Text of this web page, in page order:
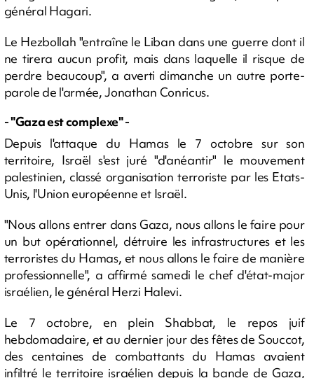
général Hagari.
Le Hezbollah "entraîne le Liban dans une guerre dont il
ne tirera aucun profit, mais dans laquelle il risque de
perdre beaucoup", a averti dimanche un autre porte-
parole de l'armée, Jonathan Conricus.
- "Gaza est complexe" -
Depuis l'attaque du Hamas le 7 octobre sur son
territoire, Israël s'est juré "d'anéantir" le mouvement
palestinien, classé organisation terroriste par les Etats-
Unis, l'Union européenne et Israël.
"Nous allons entrer dans Gaza, nous allons le faire pour
un but opérationnel, détruire les infrastructures et les
terroristes du Hamas, et nous allons le faire de manière
professionnelle", a affirmé samedi le chef d'état-major
israélien, le général Herzi Halevi.
Le 7 octobre, en plein Shabbat, le repos juif
hebdomadaire, et au dernier jour des fêtes de Souccot,
des centaines de combattants du Hamas avaient
infiltré le territoire israélien depuis la bande de Gaza,